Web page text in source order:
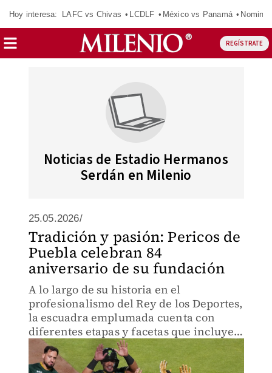
Hoy interesa: LAFC vs Chivas LCDLF México vs Panamá
REGÍSTRATE
Noticias de Estadio Hermanos
Serdán en Milenio
25.05.2026/
Tradición y pasión: Pericos de
Puebla celebran 84
aniversario de su fundación
A lo largo de su historia en el
profesionalismo del Rey de los Deportes,
la escuadra emplumada cuenta con
diferentes etapas y facetas que incluyen
nombres como Ángeles y Ángeles
Negros.